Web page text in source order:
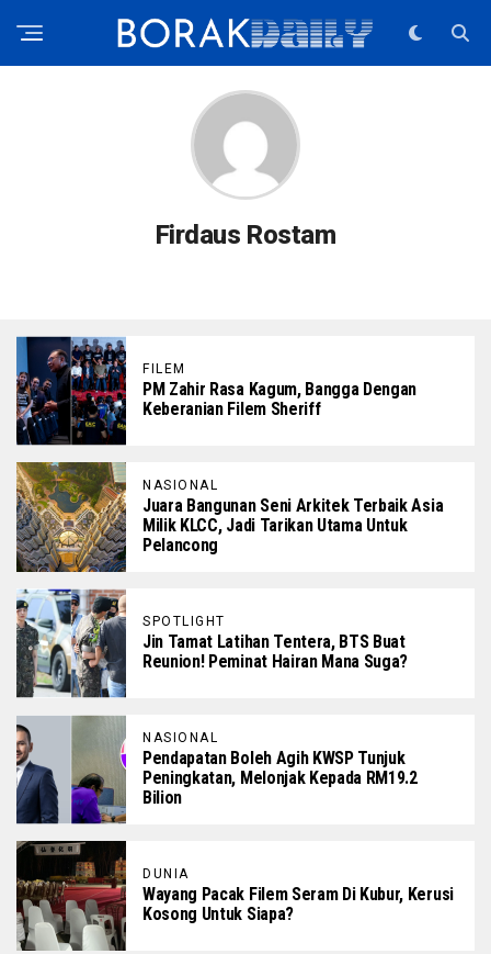
Firdaus Rostam
FILEM
PM Zahir Rasa Kagum, Bangga Dengan
Keberanian Filem Sheriff
NASIONAL
Juara Bangunan Seni Arkitek Terbaik Asia
Milik KLCC, Jadi Tarikan Utama Untuk
Pelancong
SPOTLIGHT
Jin Tamat Latihan Tentera, BTS Buat
Reunion! Peminat Hairan Mana Suga?
NASIONAL
Pendapatan Boleh Agih KWSP Tunjuk
Peningkatan, Melonjak Kepada RM19.2
Bilion
DUNIA
Wayang Pacak Filem Seram Di Kubur, Kerusi
Kosong Untuk Siapa?